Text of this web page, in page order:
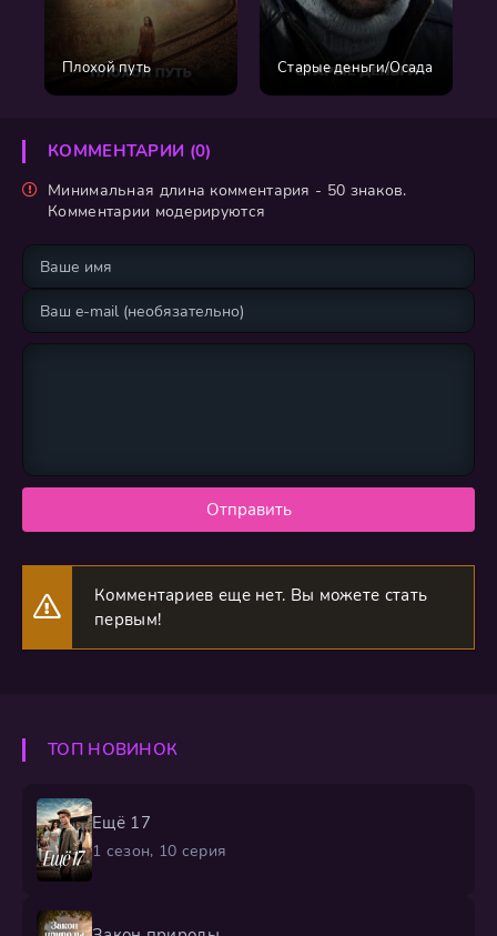
Плохой путь Старые деньги/Осада
КОММЕНТАРИИ (0)
Минимальная длина комментария - 50 знаков.
Комментарии модерируются
Отправить
Комментариев еще нет. Вы можете стать
первым!
ТОП НОВИНОК
Ещё 17
1 сезон, 10 серия